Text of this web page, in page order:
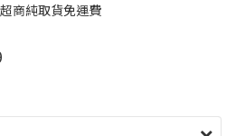
商純取貨免運費